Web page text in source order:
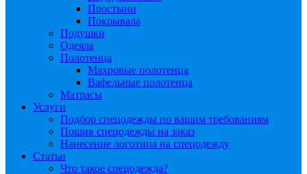
Простыни
Покрывала
Подушки
Одеяла
Полотенца
Махровые полотенца
Вафельные полотенца
Матрасы
Услуги
Подбор спецодежды по вашим требованиям
Пошив спецодежды на заказ
Нанесение логотипа на спецодежду
Статьи
Что такое спецодежда?